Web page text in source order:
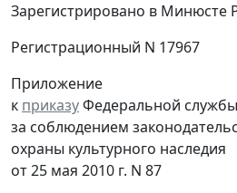
Зарегистрировано в Минюсте
Регистрационный N 17967
Приложение
к приказуФедеральной
за соблюдением
охраны культурного наследия
от 25 мая 2010 г. N 87